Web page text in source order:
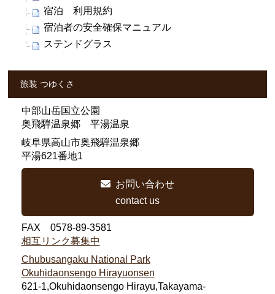
宿泊 利用規約
宿泊者の安全確保マニュアル
ステンドグラス
旅装 つゆくさ
中部山岳国立公園
奥飛騨温泉郷 平湯温泉
岐阜県高山市奥飛騨温泉郷
平湯621番地1
お問い合わせ
contact us
FAX 0578-89-3581
相互リンク募集中
Chubusangaku National Park
Okuhidaonsengo Hirayuonsen
621-1,Okuhidaonsengo Hirayu,Takayama-